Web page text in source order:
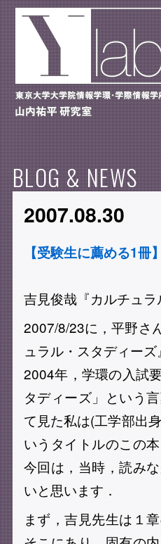
BLOG & NEWS
2007.08.30
【受験生に薦める1
吉見俊哉『カルチュ
2007/8/23に，平野さ
ュラル・スタディー
2004年，学環の入試
タディーズ」という
て見た私は(工学部出
いうタイトルのこの
今回は，当時，読み
いと思います．
まず，吉見先生は１